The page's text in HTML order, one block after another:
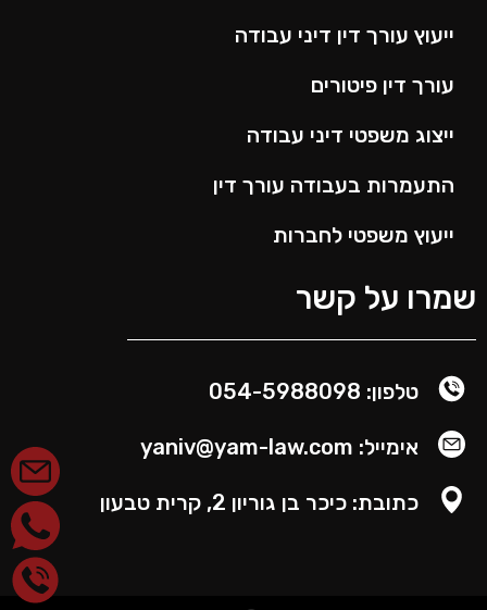
ייעוץ עורך דין דיני עבודה
עורך דין פיטורים
ייצוג משפטי דיני עבודה
התעמרות בעבודה עורך דין
ייעוץ משפטי לחברות
שמרו על קשר
טלפון: 054-5988098
אימייל: yaniv@yam-law.com
כתובת: כיכר בן גוריון 2, קרית טבעון